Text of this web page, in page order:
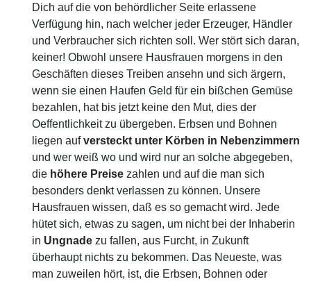
Dich auf die von behördlicher Seite erlassene
Verfügung hin, nach welcher jeder Erzeuger, Händler
und Verbraucher sich richten soll. Wer stört sich daran,
keiner! Obwohl unsere Hausfrauen morgens in den
Geschäften dieses Treiben ansehn und sich ärgern,
wenn sie einen Haufen Geld für ein bißchen Gemüse
bezahlen, hat bis jetzt keine den Mut, dies der
Oeffentlichkeit zu übergeben. Erbsen und Bohnen
liegen aufversteckt unter Körben in Nebenzimmern
und wer weiß wo und wird nur an solche abgegeben,
die höhere Preise zahlen und auf die man sich
besonders denkt verlassen zu können. Unsere
Hausfrauen wissen, daß es so gemacht wird. Jede
hütet sich, etwas zu sagen, um nicht bei der Inhaberin
in Ungnade zu fallen, aus Furcht, in Zukunft
überhaupt nichts zu bekommen. Das Neueste, was
man zuweilen hört, ist, die Erbsen, Bohnen oder